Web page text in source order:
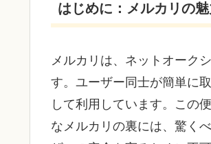
はじめに：メルカリの
メルカリは、ネットオーク
す。ユーザー同士が簡単に
して利用しています。この
なメルカリの裏には、驚く